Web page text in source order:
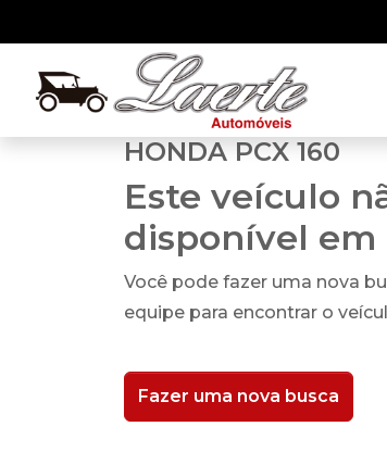
HONDA PCX 160
Este veículo
disponível em
Você pode fazer uma nova
equipe para encontrar o
Fazer uma nova busca